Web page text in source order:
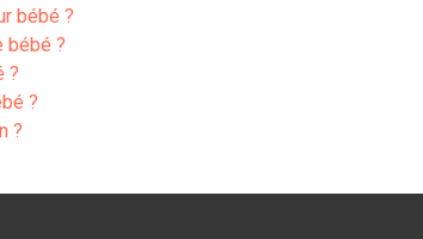
bébé ?
bébé ?
?
?
?